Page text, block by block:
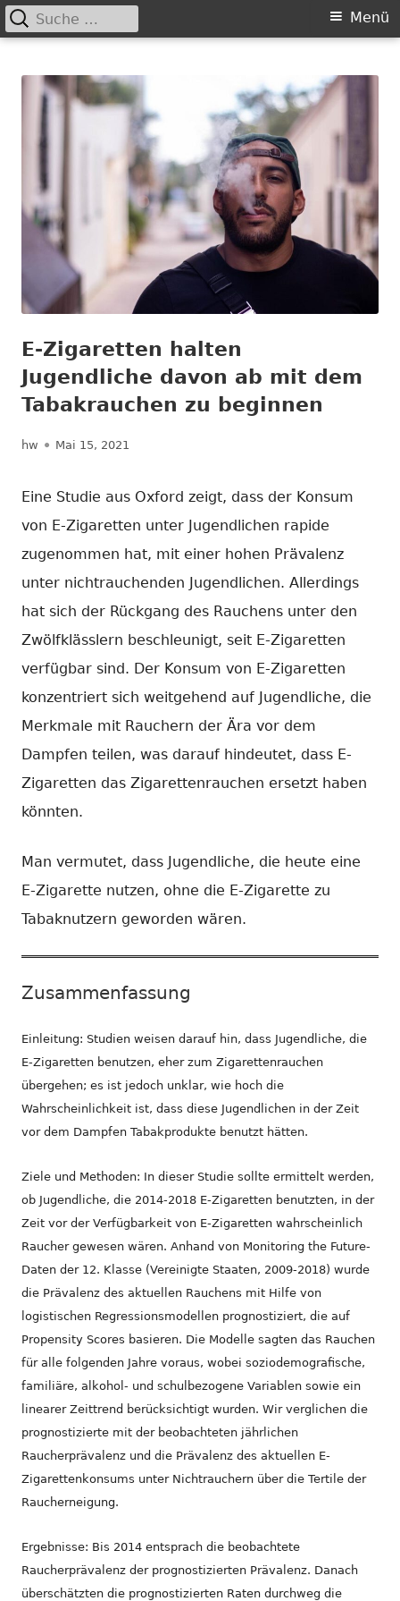
Primäres
Menü
Suche
nach:
E-Zigaretten halten
Jugendliche davon ab mit dem
Tabakrauchen zu beginnen
Autor
hw Veröffentlicht
Mai 15, 2021
Eine Studie aus Oxford zeigt, dass der Konsum
von E-Zigaretten unter Jugendlichen rapide
zugenommen hat, mit einer hohen Prävalenz
unter nichtrauchenden Jugendlichen. Allerdings
hat sich der Rückgang des Rauchens unter den
Zwölfklässlern beschleunigt, seit E-Zigaretten
verfügbar sind. Der Konsum von E-Zigaretten
konzentriert sich weitgehend auf Jugendliche, die
Merkmale mit Rauchern der Ära vor dem
Dampfen teilen, was darauf hindeutet, dass E-
Zigaretten das Zigarettenrauchen ersetzt haben
könnten.
Man vermutet, dass Jugendliche, die heute eine
E-Zigarette nutzen, ohne die E-Zigarette zu
Tabaknutzern geworden wären.
Zusammenfassung
Einleitung: Studien weisen darauf hin, dass Jugendliche, die
E-Zigaretten benutzen, eher zum Zigarettenrauchen
übergehen; es ist jedoch unklar, wie hoch die
Wahrscheinlichkeit ist, dass diese Jugendlichen in der Zeit
vor dem Dampfen Tabakprodukte benutzt hätten.
Ziele und Methoden: In dieser Studie sollte ermittelt werden,
ob Jugendliche, die 2014-2018 E-Zigaretten benutzten, in der
Zeit vor der Verfügbarkeit von E-Zigaretten wahrscheinlich
Raucher gewesen wären. Anhand von Monitoring the Future-
Daten der 12. Klasse (Vereinigte Staaten, 2009-2018) wurde
die Prävalenz des aktuellen Rauchens mit Hilfe von
logistischen Regressionsmodellen prognostiziert, die auf
Propensity Scores basieren. Die Modelle sagten das Rauchen
für alle folgenden Jahre voraus, wobei soziodemografische,
familiäre, alkohol- und schulbezogene Variablen sowie ein
linearer Zeittrend berücksichtigt wurden. Wir verglichen die
prognostizierte mit der beobachteten jährlichen
Raucherprävalenz und die Prävalenz des aktuellen E-
Zigarettenkonsums unter Nichtrauchern über die Tertile der
Raucherneigung.
Ergebnisse: Bis 2014 entsprach die beobachtete
Raucherprävalenz der prognostizierten Prävalenz. Danach
überschätzten die prognostizierten Raten durchweg die